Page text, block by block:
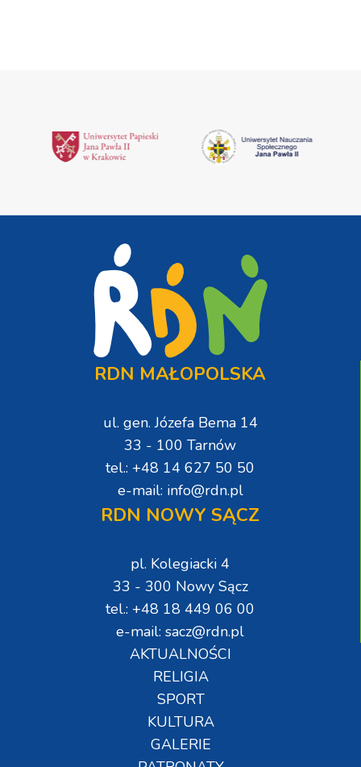
RDN MAŁOPOLSKA
ul. gen. Józefa Bema 14
33 - 100 Tarnów
tel.: +48 14 627 50 50
e-mail: info@rdn.pl
RDN NOWY SĄCZ
pl. Kolegiacki 4
33 - 300 Nowy Sącz
tel.: +48 18 449 06 00
e-mail: sacz@rdn.pl
AKTUALNOŚCI
RELIGIA
SPORT
KULTURA
GALERIE